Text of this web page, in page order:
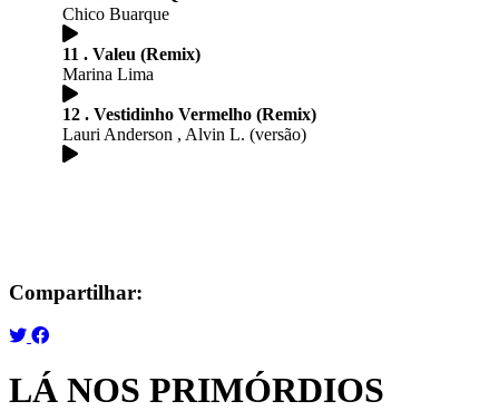
Chico Buarque
11 . Valeu (Remix)
Marina Lima
12 . Vestidinho Vermelho (Remix)
Lauri Anderson , Alvin L. (versão)
Compartilhar:
LÁ NOS PRIMÓRDIOS